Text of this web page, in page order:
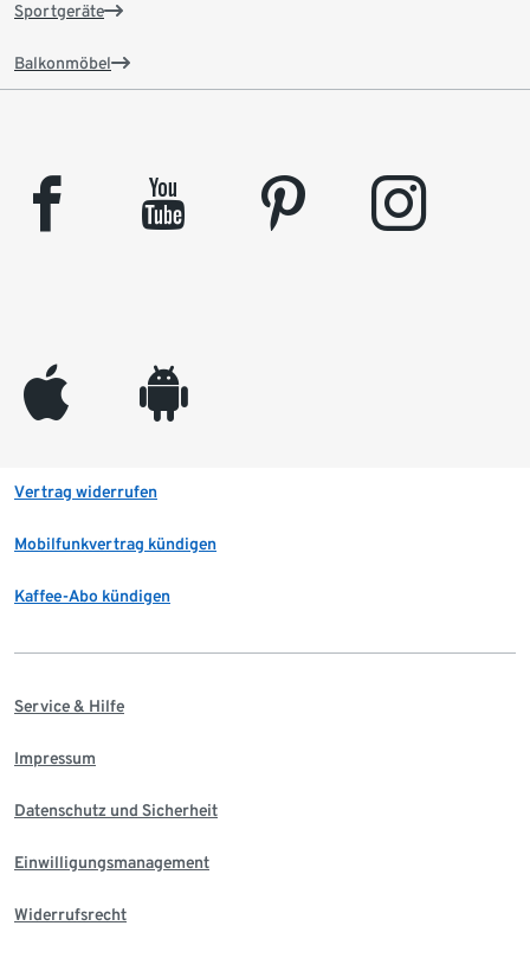
Sportgeräte
Balkonmöbel
facebook youtube pinterest instagram
appleinc android
Vertrag widerrufen
Mobilfunkvertrag kündigen
Kaffee-Abo kündigen
Service & Hilfe
Impressum
Datenschutz und Sicherheit
Einwilligungsmanagement
Widerrufsrecht